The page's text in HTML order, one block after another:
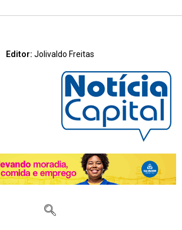
Editor: Jolivaldo Freitas